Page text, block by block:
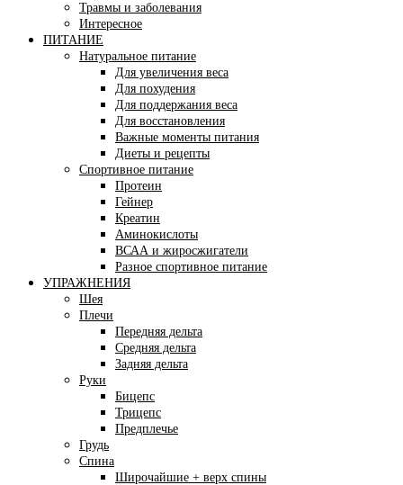
Травмы и заболевания
Интересное
ПИТАНИЕ
Натуральное питание
Для увеличения веса
Для похудения
Для поддержания веса
Для восстановления
Важные моменты питания
Диеты и рецепты
Спортивное питание
Протеин
Гейнер
Креатин
Аминокислоты
ВСАА и жиросжигатели
Разное спортивное питание
УПРАЖНЕНИЯ
Шея
Плечи
Передняя дельта
Средняя дельта
Задняя дельта
Руки
Бицепс
Трицепс
Предплечье
Грудь
Спина
Широчайшие + верх спины